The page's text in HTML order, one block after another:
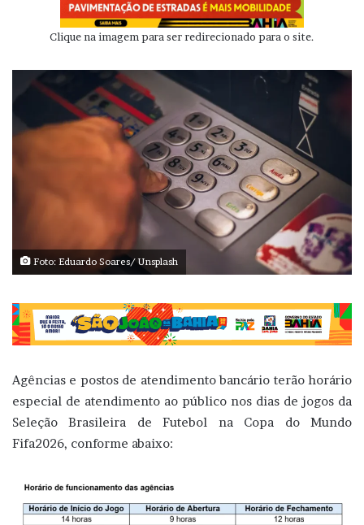
Clique na imagem para ser redirecionado para o site.
Foto: Eduardo Soares/ Unsplash
Agências e postos de atendimento bancário terão horário
especial de atendimento ao público nos dias de jogos da
Seleção Brasileira de Futebol na Copa do Mundo
Fifa2026, conforme abaixo: